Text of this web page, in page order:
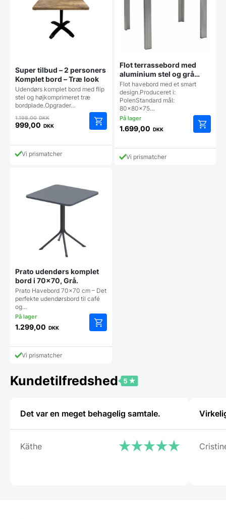
Super tilbud – 2 personers
Komplet bord – Træ look
Udendørs komplet bord med flip
stel og højkomprimeret træ
bordplade.Opgrader…
1.198,00DKKDen
oprindelige
var:
1.198,00 DKK.
999,00 DKK
aktuelle
prisVi prismatcher
Flot terrassebord med
aluminium stel og grå
bordplade
Flot havebord med et smart
design.Produceret i:
PolenStandard mål:
80x80x75…
1.699,00 DKK
Vi prismatcher
Prato udendørs komplet
bord i 70×70, Grå.
Prato Havebord 70x70 cm – Det
perfekte udendørsbord til café
og…
1.299,00 DKK
Vi prismatcher
Kundetilfredshed
Det var en meget behagelig samtale.
Käthe